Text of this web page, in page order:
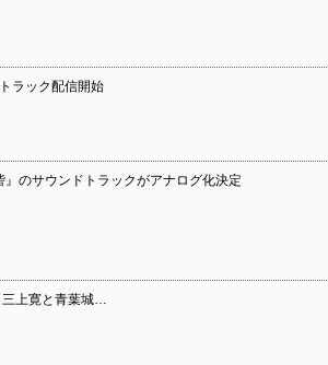
ラック配信開始
』のサウンドトラックがアナログ化決定
三上寛と青葉城…